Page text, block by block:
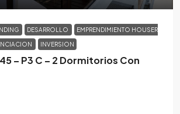
DESARROLLO EMPRENDIMIENTO HOUSER
INVERSION
– P3 C – 2 Dormitorios Con